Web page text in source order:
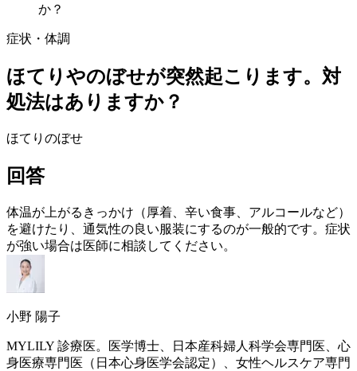
か？
症状・体調
ほてりやのぼせが突然起こります。対
処法はありますか？
ほてり のぼせ
回答
体温が上がるきっかけ（厚着、辛い食事、アルコールなど）
を避けたり、通気性の良い服装にするのが一般的です。症状
が強い場合は医師に相談してください。
小野 陽子
MYLILY 診療医。医学博士、日本産科婦人科学会専門医、心
身医療専門医（日本心身医学会認定）、女性ヘルスケア専門